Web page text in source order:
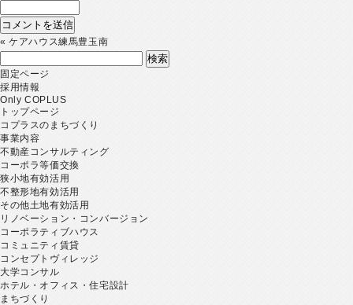
«ケアハウス練馬豊玉南
検
索:
固定ページ
採用情報
Only COPLUS
トップページ
コプラスのまちづくり
事業内容
不動産コンサルティング
コーポラ等価交換
狭小地有効活用
不整形地有効活用
その他土地有効活用
リノベーション・コンバージョン
コーポラティブハウス
コミュニティ賃貸
コンセプトヴィレッジ
大学コンサル
ホテル・オフィス・住宅設計
まちづくり